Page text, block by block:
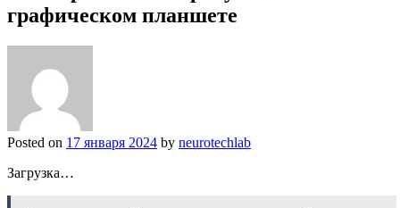
графическом планшете
Posted on 17 января 2024 by neurotechlab
Загрузка…